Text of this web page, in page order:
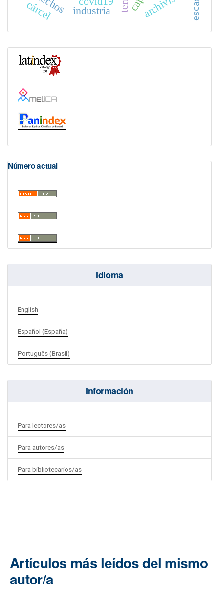
industria
cárcel
Número actual
Idioma
English
Español (España)
Português (Brasil)
Información
Para lectores/as
Para autores/as
Para bibliotecarios/as
Artículos más leídos del mismo
autor/a